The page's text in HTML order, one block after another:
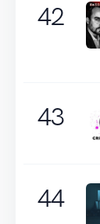
42
43
44